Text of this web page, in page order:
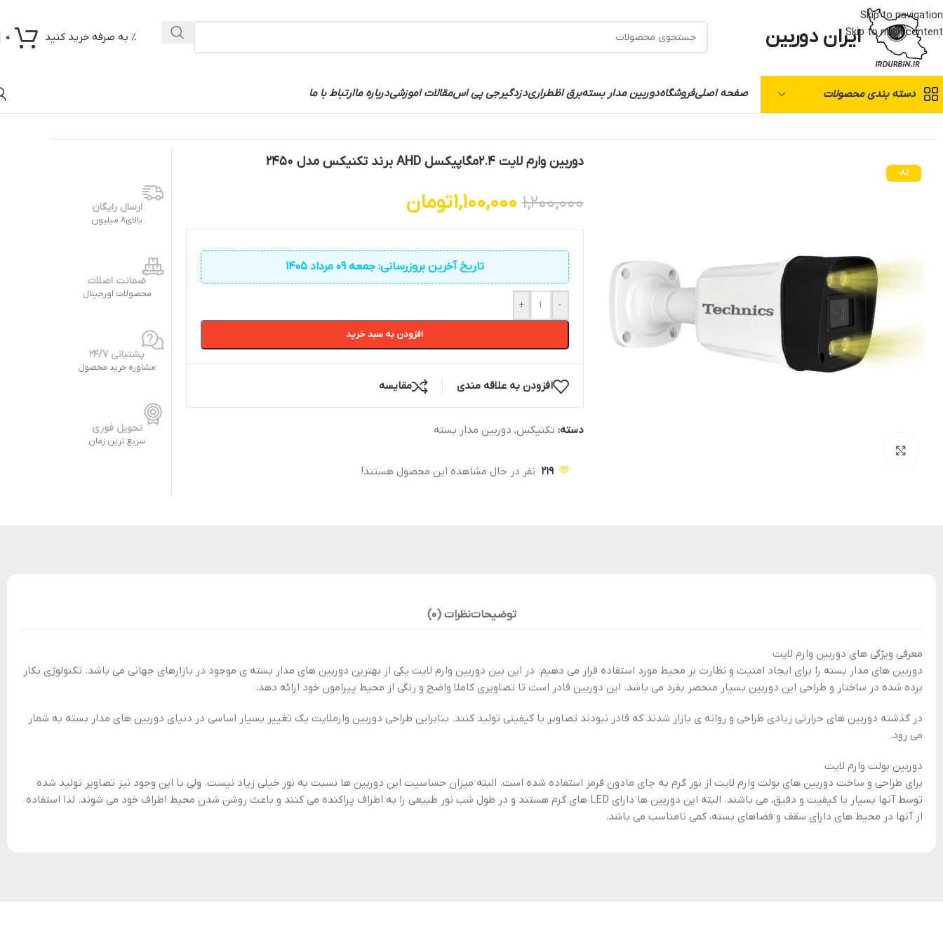
Skip to navigation
Skip to main contentایران دوربین % به صرفه خرید کنید 0
دسته بندی محصولات صفحه اصلیفروشگاهدوربین مدار بستهبرق اظطراریدزدگیرجی پی اسمقالات اموزشیدرباره ماارتباط با ما
-8%
دوربین وارم لایت 2.4مگاپیکسل AHD برند تکنیکس مدل 2450
1,200,000
1,100,000تومان
تاریخ آخرین بروزرسانی: جمعه 09 مرداد 1405
-
+
افزودن به سبد خرید
افزودن به علاقه مندی مقایسه
دسته: تکنیکس, دوربین مدار بسته
219 نفر در حال مشاهده این محصول هستند!
ارسال رایگان
بالای8 میلیون
ضمانت اصلات
محصولات اورجینال
پشتیانی 24/7
مشاوره خرید محصول
تحویل فوری
سریع ترین زمان
توضیحاتنظرات (0)
معرفی ویژگی های دوربین وارم لایت
دوربین های مدار بسته را برای ایجاد امنیت و نظارت بر محیط مورد استفاده قرار می دهیم. در این بین دوربین وارم لایت یکی از بهترین دوربین های مدار بسته ی موجود در بازارهای جهانی می باشد. تکنولوژی بکار
برده شده در ساختار و طراحی این دوربین بسیار منحصر بفرد می باشد. این دوربین قادر است تا تصاویری کاملا واضح و رنگی از محیط پیرامون خود ارائه دهد.
در گذشته دوربین های حرارتی زیادی طراحی و روانه ی بازار شدند که قادر نبودند تصاویر با کیفیتی تولید کنند. بنابراین طراحی دوربین وارملایت یک تغییر بسیار اساسی در دنیای دوربین های مدار بسته به شمار
می رود.
دوربین بولت وارم لایت
برای طراحی و ساخت دوربین های بولت وارم لایت از نور گرم به جای مادون قرمز استفاده شده است. البته میزان حساسیت این دوربین ها نسبت به نور خیلی زیاد نیست. ولی با این وجود نیز تصاویر تولید شده
توسط آنها بسیار با کیفیت و دقیق، می باشند. البته این دوربین ها دارای LED های گرم هستند و در طول شب نور طبیعی را به اطراف پراکنده می کنند و باعث روشن شدن محیط اطراف خود می شوند. لذا استفاده
از آنها در محیط های دارای سقف و فضاهای بسته، کمی نامناسب می باشد.